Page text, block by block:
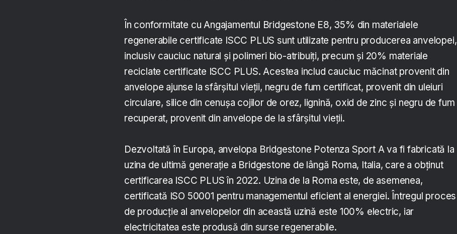
În conformitate cu Angajamentul Bridgestone E8, 35% din materialele
regenerabile certificate ISCC PLUS sunt utilizate pentru producerea anvelopei,
inclusiv cauciuc natural și polimeri bio-atribuiți, precum și 20% materiale
reciclate certificate ISCC PLUS. Acestea includ cauciuc măcinat provenit din
anvelope ajunse la sfârșitul vieții, negru de fum certificat, provenit din uleiuri
circulare, silice din cenușa cojilor de orez, lignină, oxid de zinc și negru de fum
recuperat, provenit din anvelope de la sfârșitul vieții.
Dezvoltată în Europa, anvelopa Bridgestone Potenza Sport A va fi fabricată la
uzina de ultimă generație a Bridgestone de lângă Roma, Italia, care a obținut
certificarea ISCC PLUS în 2022. Uzina de la Roma este, de asemenea,
certificată ISO 50001 pentru managementul eficient al energiei. Întregul proces
de producție al anvelopelor din această uzină este 100% electric, iar
electricitatea este produsă din surse regenerabile.